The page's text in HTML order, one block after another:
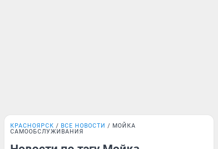
КРАСНОЯРСК ВСЕ НОВОСТИ
МОЙКА
САМООБСЛУЖИВАНИЯ